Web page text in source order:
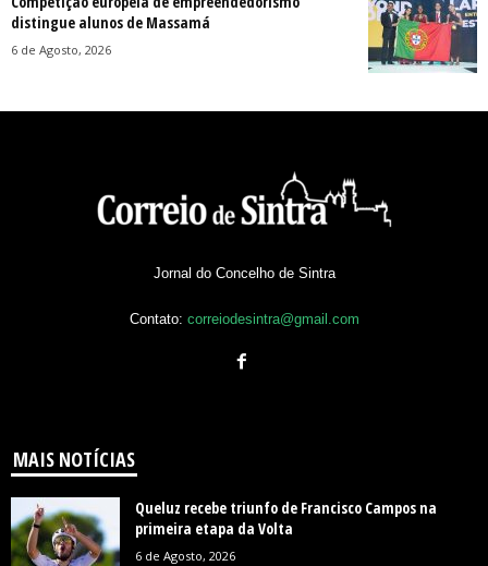
distingue alunos de Massamá
6 de Agosto, 2026
Jornal do Concelho de Sintra
Contato: correiodesintra@gmail.com
MAIS NOTÍCIAS
Queluz recebe triunfo de Francisco Campos na
primeira etapa da Volta
6 de Agosto, 2026